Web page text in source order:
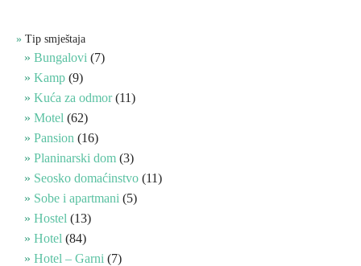
Planinski turizam
Banjski turizam
Vjerski turizam
Avantura
Eko turizam
Tip smještaja
Bungalovi (7)
Kamp (9)
Kuća za odmor(11)
Motel (62)
Pansion (16)
Planinarski dom (3)
Seosko domaćinstvo (11)
Sobe i apartmani (5)
Hostel (13)
Hotel (84)
Hotel – Garni (7)